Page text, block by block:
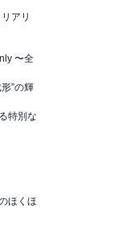
アリ
〜全
”の輝
特別な
ほくほ